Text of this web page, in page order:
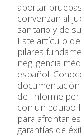
aportar
convenzan al
sanitario y de
Este artículo
pilares
negligencia
español.
del informe
con un equipo
para afrontar
garantías de